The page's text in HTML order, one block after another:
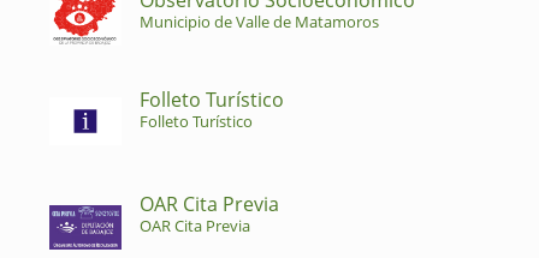
Municipio de Valle de Matamoros
Folleto Turístico
Folleto Turístico
OAR Cita Previa
OAR Cita Previa